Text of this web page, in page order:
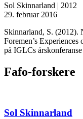
Sol Skinnarland | 2012
29. februar 2016
Skinnarland, S. (2012).
Foremen’s
på IGLCs
Fafo-forskere
Sol Skinnarland